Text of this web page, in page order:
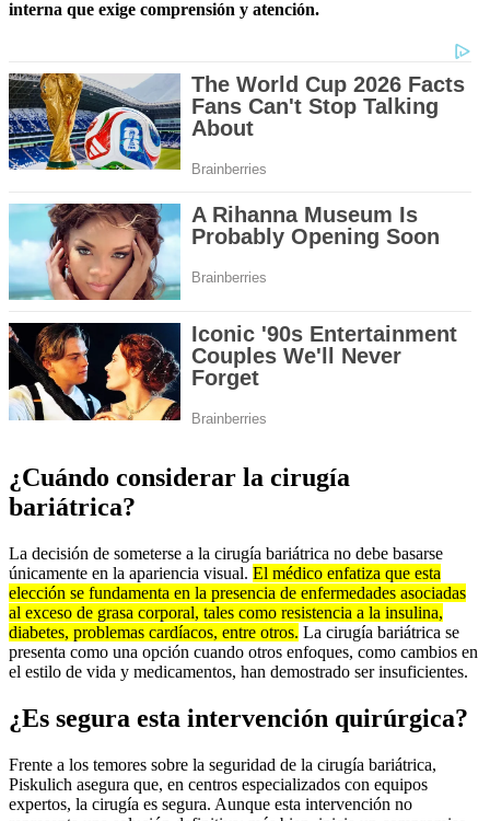
interna que exige comprensión y atención.
¿Cuándo considerar la cirugía
bariátrica?
La decisión de someterse a la cirugía bariátrica no debe basarse
únicamente en la apariencia visual. El médico enfatiza que esta
elección se fundamenta en la presencia de enfermedades asociadas
al exceso de grasa corporal, tales como resistencia a la insulina,
diabetes, problemas cardíacos, entre otros. La cirugía bariátrica se
presenta como una opción cuando otros enfoques, como cambios en
el estilo de vida y medicamentos, han demostrado ser insuficientes.
¿Es segura esta intervención quirúrgica?
Frente a los temores sobre la seguridad de la cirugía bariátrica,
Piskulich asegura que, en centros especializados con equipos
expertos, la cirugía es segura. Aunque esta intervención no